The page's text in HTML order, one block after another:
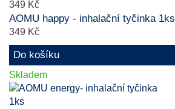
349 Kč
AOMU happy - inhalační tyčinka 1ks
349 Kč
Do košíku
Skladem